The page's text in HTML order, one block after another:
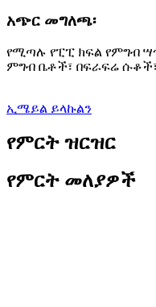
አጭር መግለጫ፡
የሚጣሉ የፒፒ ክፍል የምግብ
ምግብ ቤቶች፣ በፍራፍሬ
ኢሜይል ይላኩልን
የምርት ዝርዝር
የምርት መለያዎች